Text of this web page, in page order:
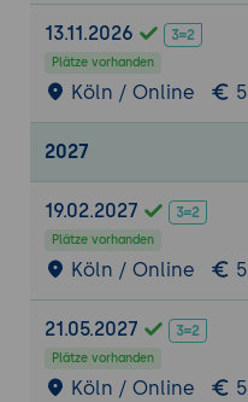
13.11.2026
Plätze vorhanden
Köln / Online
2027
19.02.2027
Plätze vorhanden
Köln / Online
21.05.2027
Plätze vorhanden
Köln / Online